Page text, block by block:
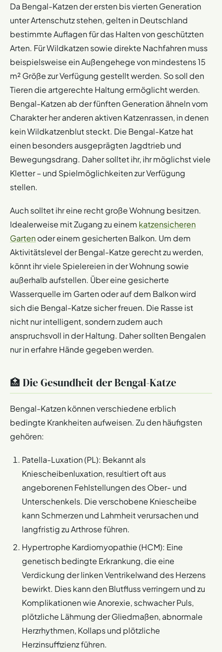
Da Bengal-Katzen der ersten bis vierten Generation
unter Artenschutz stehen, gelten in Deutschland
bestimmte Auflagen für das Halten von geschützten
Arten. Für Wildkatzen sowie direkte Nachfahren muss
beispielsweise ein Außengehege von mindestens 15
m² Größe zur Verfügung gestellt werden. So soll den
Tieren die artgerechte Haltung ermöglicht werden.
Bengal-Katzen ab der fünften Generation ähneln vom
Charakter her anderen aktiven Katzenrassen, in denen
kein Wildkatzenblut steckt. Die Bengal-Katze hat
einen besonders ausgeprägten Jagdtrieb und
Bewegungsdrang. Daher solltet ihr, ihr möglichst viele
Kletter – und Spielmöglichkeiten zur Verfügung
stellen.
Auch solltet ihr eine recht große Wohnung besitzen.
Idealerweise mit Zugang zu einem katzensicheren
Gartenoder einem gesicherten Balkon. Um dem
Aktivitätslevel der Bengal-Katze gerecht zu werden,
könnt ihr viele Spielereien in der Wohnung sowie
außerhalb aufstellen. Über eine gesicherte
Wasserquelle im Garten oder auf dem Balkon wird
sich die Bengal-Katze sicher freuen. Die Rasse ist
nicht nur intelligent, sondern zudem auch
anspruchsvoll in der Haltung. Daher sollten Bengalen
nur in erfahre Hände gegeben werden.
🏥 Die Gesundheit der Bengal-Katze
Bengal-Katzen können verschiedene erblich
bedingte Krankheiten aufweisen. Zu den häufigsten
gehören:
Patella-Luxation (PL): Bekannt als
Kniescheibenluxation, resultiert oft aus
angeborenen Fehlstellungen des Ober- und
Unterschenkels. Die verschobene Kniescheibe
kann Schmerzen und Lahmheit verursachen und
langfristig zu Arthrose führen.
Hypertrophe Kardiomyopathie (HCM): Eine
genetisch bedingte Erkrankung, die eine
Verdickung der linken Ventrikelwand des Herzens
bewirkt. Dies kann den Blutfluss verringern und zu
Komplikationen wie Anorexie, schwacher Puls,
plötzliche Lähmung der Gliedmaßen, abnormale
Herzrhythmen, Kollaps und plötzliche
Herzinsuffizienz führen​​.